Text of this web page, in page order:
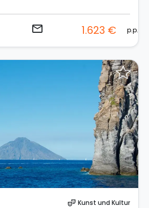
email 1.623 € p.p.
theater_comedy Kunst und Kultur